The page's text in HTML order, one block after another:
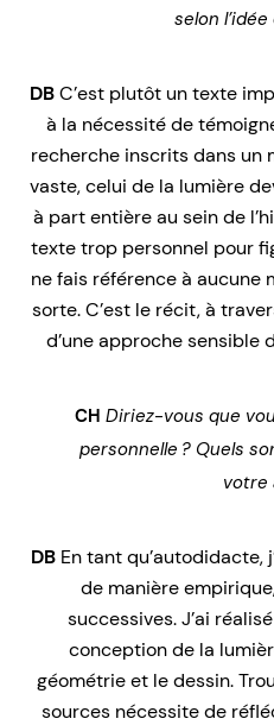
selon
DBC’est plutôt un texte
à la nécessité de
recherche inscrits dans un
vaste, celui de la lumière
à part entière au sein de
texte trop personnel pour
ne fais référence à aucune
sorte. C’est le récit, à
d’une approche sensible
CH Diriez-vous que
personnelle ? Quels
votre
DB En tant qu’autodidacte,
de manière
successives. J’ai
conception de la
géométrie et le dessin.
sources nécessite de